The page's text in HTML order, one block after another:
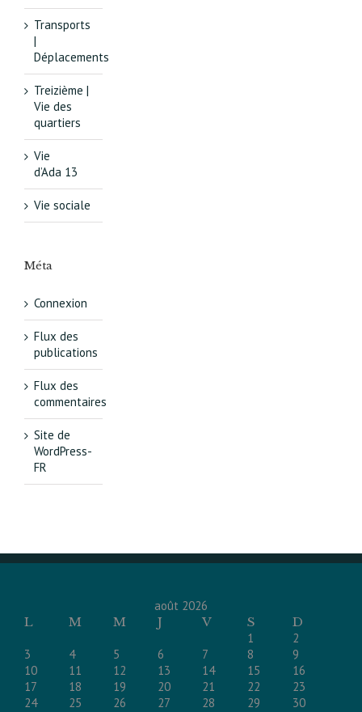
Transports
|
Déplacements
Treizième |
Vie des
quartiers
Vie
d’Ada 13
Vie sociale
Méta
Connexion
Flux des
publications
Flux des
commentaires
Site de
WordPress-
FR
août 2026
L
M M J V S
D
1
2
3
4 5 6 7 8
9
10
11 12 13 14 15
16
17
18 19 20 21 22
23
24
25 26 27 28 29
30